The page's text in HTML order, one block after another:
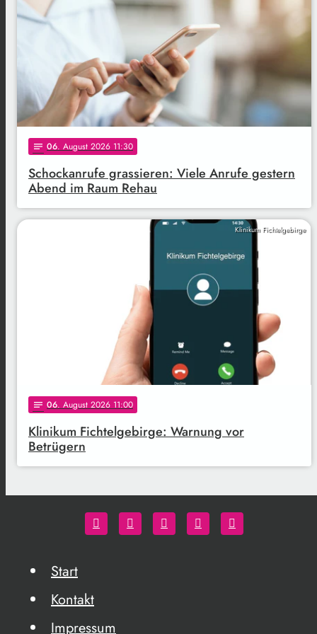
notes 06. August 2026 11:30
Schockanrufe grassieren: Viele Anrufe gestern
Abend im Raum Rehau
Klinikum Fichtelgebirge
notes 06. August 2026 11:00
Klinikum Fichtelgebirge: Warnung vor
Betrügern
Start
Kontakt
Impressum